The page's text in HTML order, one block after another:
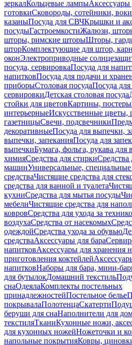
зеркалКольцевые лампы
готовкиСковороды, сотейники, воки
казаныПосуда для СВЧКрышки и
посудыГастроемкостиЖалюзи,
шторы, римские шторыШторы,
шторКомплектующие для штор,
оконЭлектроприводные
посуда, сервировкаПосуда для
напитковПосуда для подачи и
приборыСтоловая посудаПосуда
сервировкиДетская столовая посуда
стойки для цветовКартины, постеры
интерьерныеИскусственные цветы,
газетницыСвечи, подсвечники
декоративныеПосуда для выпечки,
выпечки, запеканияПосуда для
выпечкиБумага, фольга, рукава для
химияСредства для стиркиСредства
машинУниверсальные,
средстваЧистящие средства для
средства для ванной и туалета
кухниСредства для мытья посуды
мебелиЧистящие средства для
ковровСредства для ухода за
воздухаСредства от насекомых
одеждойСредства ухода за обувью
средстваАксессуары для бара
напитковАксессуары для хранения
приготовления коктейлей
напитковНаборы для бара, мини-
для бутылокДомашний текстиль
снаОдеялаКомплекты постельных
принадлежностейПостельное белье
покрывалаПолотенцаСкатерти
беруши для снаНаполнители для
текстиляТканиКухонные ножи,
для кухонных ножейНожеточки и
напольные покрытияКовры,